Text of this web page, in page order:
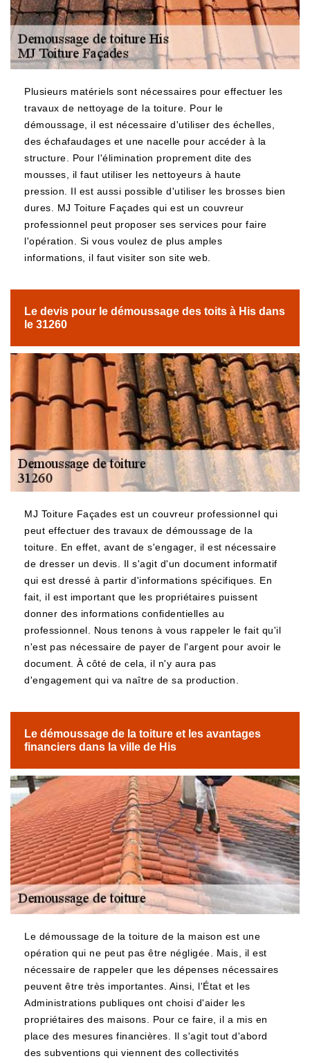
Plusieurs matériels sont nécessaires pour effectuer les
travaux de nettoyage de la toiture. Pour le
démoussage, il est nécessaire d'utiliser des échelles,
des échafaudages et une nacelle pour accéder à la
structure. Pour l'élimination proprement dite des
mousses, il faut utiliser les nettoyeurs à haute
pression. Il est aussi possible d'utiliser les brosses bien
dures. MJ Toiture Façades qui est un couvreur
professionnel peut proposer ses services pour faire
l'opération. Si vous voulez de plus amples
informations, il faut visiter son site web.
Le devis pour le démoussage des toits à His dans
le 31260
MJ Toiture Façades est un couvreur professionnel qui
peut effectuer des travaux de démoussage de la
toiture. En effet, avant de s'engager, il est nécessaire
de dresser un devis. Il s'agit d'un document informatif
qui est dressé à partir d'informations spécifiques. En
fait, il est important que les propriétaires puissent
donner des informations confidentielles au
professionnel. Nous tenons à vous rappeler le fait qu'il
n'est pas nécessaire de payer de l'argent pour avoir le
document. À côté de cela, il n'y aura pas
d'engagement qui va naître de sa production.
Le démoussage de la toiture et les avantages
financiers dans la ville de His
Le démoussage de la toiture de la maison est une
opération qui ne peut pas être négligée. Mais, il est
nécessaire de rappeler que les dépenses nécessaires
peuvent être très importantes. Ainsi, l'État et les
Administrations publiques ont choisi d'aider les
propriétaires des maisons. Pour ce faire, il a mis en
place des mesures financières. Il s'agit tout d'abord
des subventions qui viennent des collectivités